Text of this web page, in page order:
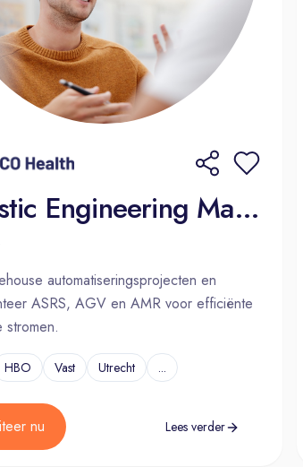
Logistic Engineering Manager
automatiseringsprojecten en
ASRS, AGV en AMR voor efficiënte
stromen.
HBO Vast Utrecht ...
nu Lees verder